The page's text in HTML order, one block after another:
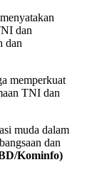
dan
dan
memperkuat
TNI dan
muda dalam
dan
Kominfo)